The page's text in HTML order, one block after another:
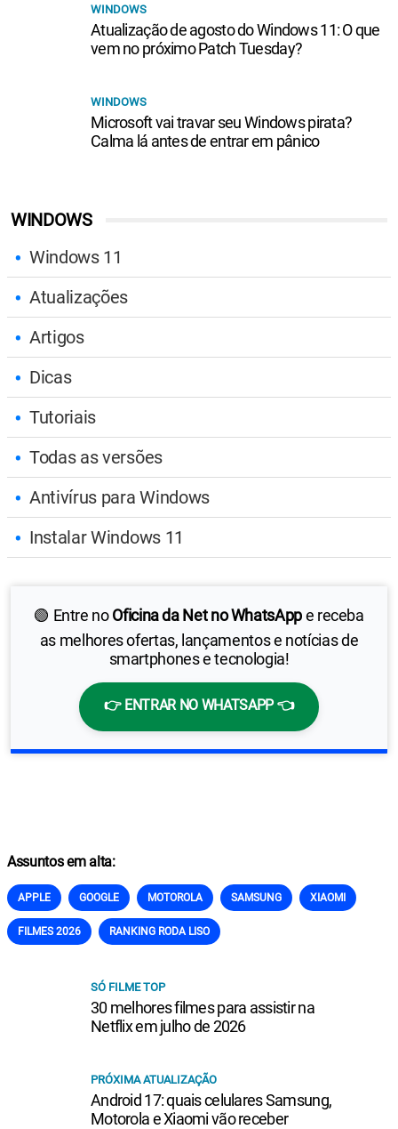
WINDOWS
Windows 11
Atualizações
Artigos
Dicas
Tutoriais
Todas as versões
Antivírus para Windows
Instalar Windows 11
🟢 Entre noOficina da Net no WhatsAppe receba
as melhores ofertas, lançamentos e notícias de
smartphones e tecnologia!
👉 ENTRAR NO WHATSAPP 👈
WINDOWS
Atualização de agosto do Windows 11: O que
vem no próximo Patch Tuesday?
WINDOWS
Microsoft vai travar seu Windows pirata?
Calma lá antes de entrar em pânico
Assuntos em alta:
APPLE GOOGLE MOTOROLA SAMSUNG XIAOMI
FILMES 2026 RANKING RODA LISO
SÓ FILME TOP
30 melhores filmes para assistir na
Netflix em julho de 2026
PRÓXIMA ATUALIZAÇÃO
Android 17: quais celulares Samsung,
Motorola e Xiaomi vão receber